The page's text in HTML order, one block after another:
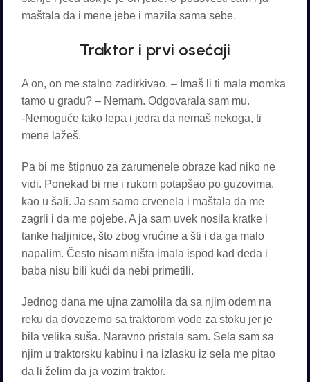
maštala da i mene jebe i mazila sama sebe.
Traktor i prvi osećaji
A on, on me stalno zadirkivao. – Imaš li ti mala momka
tamo u gradu? – Nemam. Odgovarala sam mu.
-Nemoguće tako lepa i jedra da nemaš nekoga, ti
mene lažeš.
Pa bi me štipnuo za zarumenele obraze kad niko ne
vidi. Ponekad bi me i rukom potapšao po guzovima,
kao u šali. Ja sam samo crvenela i maštala da me
zagrli i da me pojebe. A ja sam uvek nosila kratke i
tanke haljinice, što zbog vrućine a šti i da ga malo
napalim. Često nisam ništa imala ispod kad deda i
baba nisu bili kući da nebi primetili.
Jednog dana me ujna zamolila da sa njim odem na
reku da dovezemo sa traktorom vode za stoku jer je
bila velika suša. Naravno pristala sam. Sela sam sa
njim u traktorsku kabinu i na izlasku iz sela me pitao
da li želim da ja vozim traktor.